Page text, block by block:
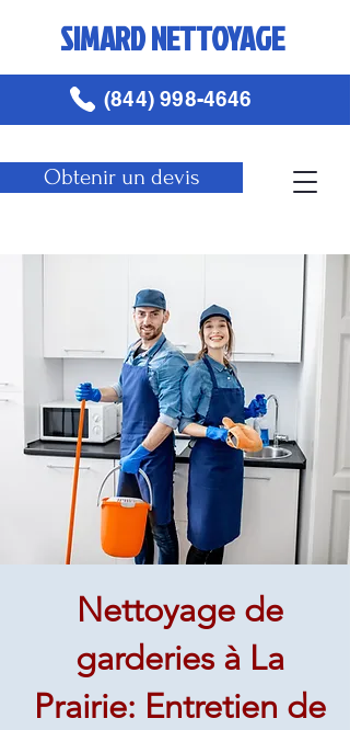
SIMARD NETTOYAGE
Obtenir un devis
(844) 998-4646
Nettoyage de
garderies à La
Prairie: Entretien de